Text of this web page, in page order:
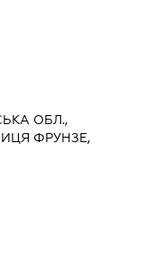
ОБЛ.,
ФРУНЗЕ,